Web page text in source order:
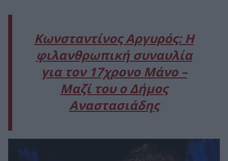
Κωνσταντίνος Αργυρός: Η
φιλανθρωπική συναυλία
για τον 17χρονο Μάνο –
Μαζί του ο Δήμος
Αναστασιάδης